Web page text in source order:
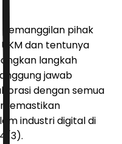
pihak
dan tentunya
langkah
jawab
dengan semua
industri digital di
3).